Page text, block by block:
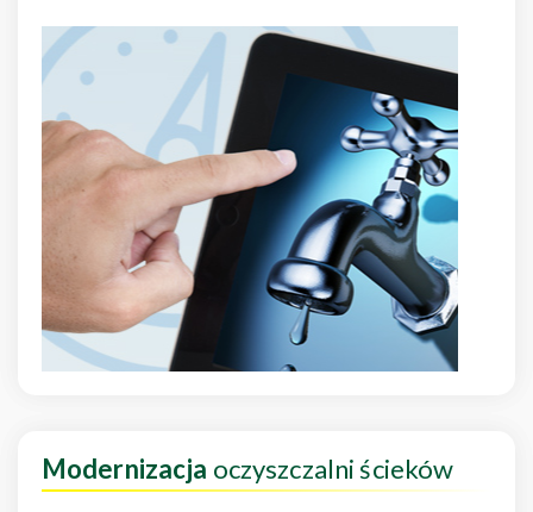
Modernizacja oczyszczalni ścieków